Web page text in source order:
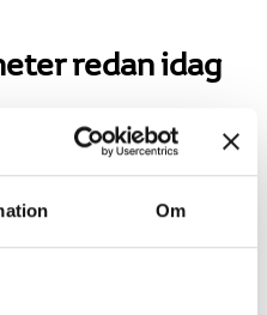
Om
redan idag
laddhybrid eller elbil
att provköra hos
intresserad av en
XochRAV4 Hybrid.